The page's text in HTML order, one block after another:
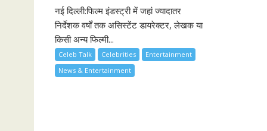
नई दिल्ली:फिल्म इंडस्ट्री में जहां ज्यादातर
निर्देशक वर्षों तक असिस्टेंट डायरेक्टर, लेखक या
किसी अन्य फिल्मी...
Celeb Talk Celebrities
Entertainment
News & Entertainment